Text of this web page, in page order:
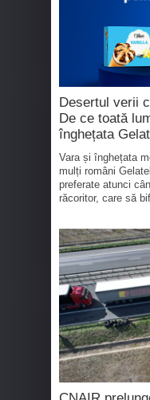
Desertul verii
De ce toată
înghețata
Vara și înghețata
mulți români
preferate atunci
răcoritor, care să